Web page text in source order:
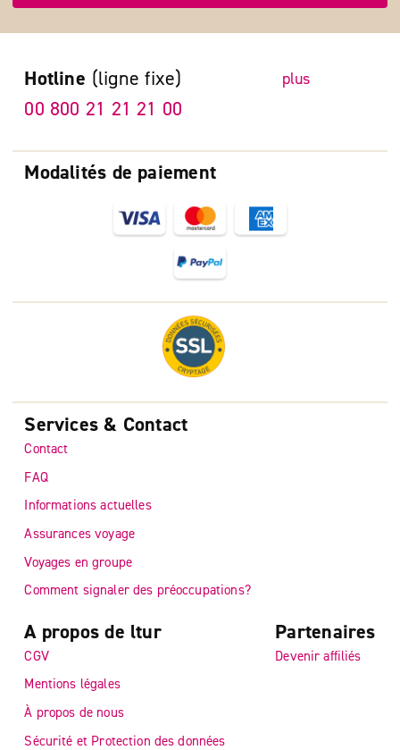
Modalités de paiement
Hotline (ligne fixe) plus
00 800 21 21 21 00
Services & Contact
Contact
FAQ
Informations actuelles
Assurances voyage
Voyages en groupe
Comment signaler des préoccupations?
A propos de ltur
CGV
Mentions légales
À propos de nous
Sécurité et Protection des données
Partenaires
Devenir affiliés